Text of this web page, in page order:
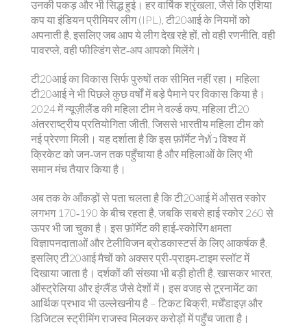
उनकी पकड़ और भी सिद्ध हुई। हर वार्षिक श्रृंखला, जैसे कि एशिया
कप या इंडियन प्रीमियर लीग (IPL), टी20आई के नियमों को
अपनाती है, इसलिए जब आप ये लीग देख रहे हों, तो वही रणनीति, वही
पावरप्ले, वही फील्डिंग सेट‑अप आपको मिलेंगे।
टी20आई का विकास सिर्फ पुरुषों तक सीमित नहीं रहा। महिला
टी20आई ने भी पिछले कुछ वर्षों में बड़े पैमाने पर विकास किया है।
2024 में न्यूज़ीलैंड की महिला टीम नेवर्ल्ड कप, महिला टी20
अंतरराष्ट्रीय प्रतियोगिताजीती, जिससे भारतीय महिला टीम को
नई प्रेरणा मिली। यह दर्शाता है कि इस फ़ॉर्मेट नेทั่ว विश्व में
क्रिकेट को जन‑जन तक पहुँचाया है और महिलाओं के लिए भी
समान मंच तैयार किया है।
अब तक के आँकड़ों से पता चलता है कि टी20आई में औसत स्कोर
लगभग 170‑190 के बीच रहता है, जबकि सबसे हाई स्कोर 260 से
ऊपर भी जा चुका है। इस फ़ॉर्मेट की हाई‑स्कोरिंग क्षमता
विज्ञापनदाताओं और टेलीविजन ब्रोडकास्टर्स के लिए आकर्षक है,
इसलिए टी20आई मैचों को अक्सर प्री‑प्राइम‑टाइम स्लॉट में
दिखाया जाता है। दर्शकों की संख्या भी बड़ी होती है, खासकर भारत,
ऑस्ट्रेलिया और इंग्लैंड जैसे देशों में। इस वजह से टूरनामेंट का
आर्थिक प्रभाव भी उल्लेखनीय है – टिकट बिक्री, मर्चेंडाइज़ और
डिजिटल स्ट्रीमिंग राजस्व मिलकर करोड़ों में पहुँच जाता है।